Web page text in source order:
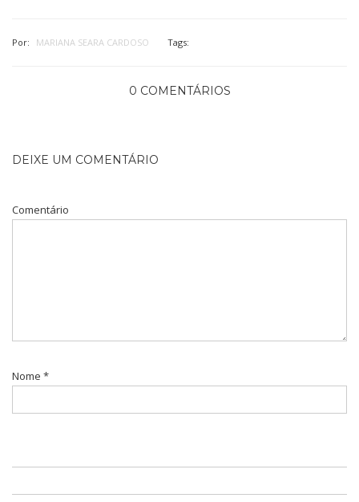
Por: MARIANA SEARA CARDOSO Tags:
0 COMENTÁRIOS
DEIXE UM COMENTÁRIO
Comentário
Nome *